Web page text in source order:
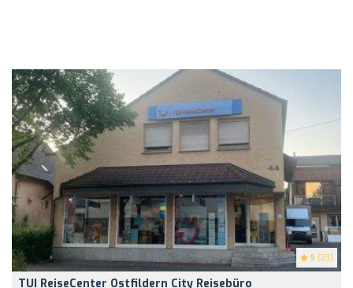
5 (23)
TUI ReiseCenter Ostfildern City Reisebüro